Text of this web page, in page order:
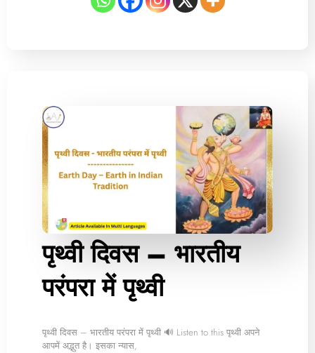
पृथ्वी दिवस – भारतीय
परंपरा में पृथ्‍वी
पृथ्वी दिवस – भारतीय परंपरा में पृथ्‍वी 🔊 Listen to this पृथ्वी अपने
आपमें अद्भुत है। इसका न्यास,